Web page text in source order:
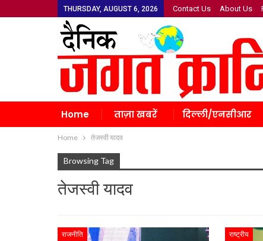
THURSDAY, AUGUST 6, 2026 Contact Us About Us
Home ताज़ा खबरें दिल्ली/एनसीआर
Home तेजस्वी यादव
Browsing Tag
तेजस्वी यादव
राजनीति राष्ट्रीय